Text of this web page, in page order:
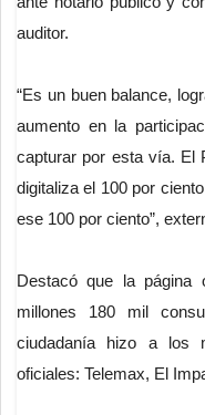
auditor.
“Es un buen balance,
aumento en la
capturar por esta vía. El
digitaliza el 100 por
ese 100 por ciento”,
Destacó que la página
millones 180 mil
ciudadanía hizo a los
oficiales: Telemax, El